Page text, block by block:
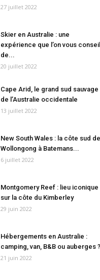
27 juillet 2022
Skier en Australie : une
expérience que l’on vous
de...
20 juillet 2022
Cape Arid, le grand sud sauvage
de l’Australie occidentale
13 juillet 2022
New South Wales : la côte sud de
Wollongong à Batemans...
6 juillet 2022
Montgomery Reef : lieu iconique
sur la côte du Kimberley
29 juin 2022
Hébergements en Australie :
camping, van, B&B ou auberges ?
21 juin 2022